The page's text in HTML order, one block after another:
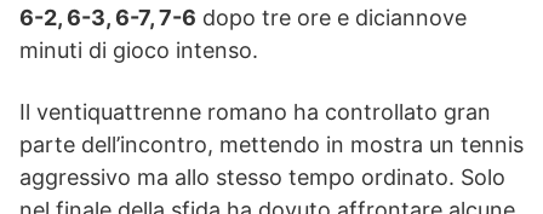
6-2, 6-3, 6-7, 7-6 dopo tre ore e diciannove
minuti di gioco intenso.
Il ventiquattrenne romano ha controllato gran
parte dell’incontro, mettendo in mostra un tennis
aggressivo ma allo stesso tempo ordinato. Solo